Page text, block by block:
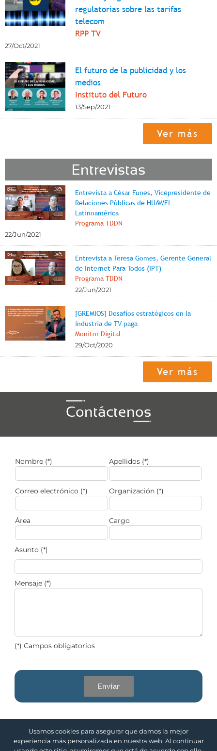
regulatorias sobre las tarifas
telecom
RPP TV
27/Oct/2021
El futuro de la publicidad y los
medios
Instituto del Futuro
13/Sep/2021
Ver más
Entrevistas
Entrevista a César Funes, Vicepresidente de
Relaciones Públicas de HUAWEI
Latinoamérica
Programa TDDN
22/Jun/2021
Entrevista a Teresa Gomes, Gerente General
de Internet Para Todos (IPT)
Programa TDDN
22/Jun/2021
[GREMIOS] Desafíos estratégicos en la
industria de TV paga
Monitor Digital
29/Oct/2020
Ver más
Contáctenos
Nombre (*) Apellidos (*)
Correo electrónico (*) Organización (*)
Área Cargo
Asunto (*)
Mensaje (*)
(*) Campos obligatorios
Copyright 2020 DN
| Desarrollado por
Usamos cookies para asegurar que damos la mejor
experiencia más personalizada en nuestra web. Al continuar